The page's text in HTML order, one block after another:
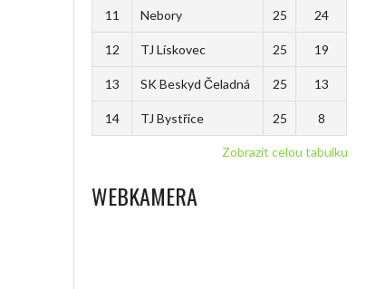
11 Nebory 25 24
12 TJ Lískovec 25 19
13 SK Beskyd Čeladná 25 13
14 TJ Bystřice 25 8
Zobrazit celou tabulku
WEBKAMERA